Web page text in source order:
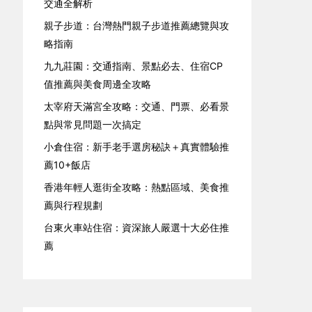
交通全解析
親子步道：台灣熱門親子步道推薦總覽與攻
略指南
九九莊園：交通指南、景點必去、住宿CP
值推薦與美食周邊全攻略
太宰府天滿宮全攻略：交通、門票、必看景
點與常見問題一次搞定
小倉住宿：新手老手選房秘訣＋真實體驗推
薦10+飯店
香港年輕人逛街全攻略：熱點區域、美食推
薦與行程規劃
台東火車站住宿：資深旅人嚴選十大必住推
薦